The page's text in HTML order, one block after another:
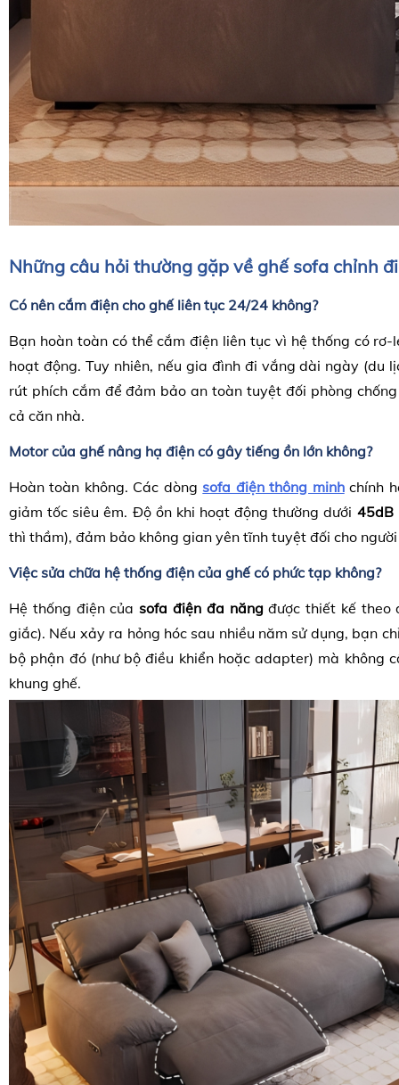
Những câu hỏi thường gặp về ghế sofa chỉnh
Có nên cắm điện cho ghế liên tục 24/24 không?
Bạn hoàn toàn có thể cắm điện liên tục vì hệ thống có
hoạt động. Tuy nhiên, nếu gia đình đi vắng dài ngày (du
rút phích cắm để đảm bảo an toàn tuyệt đối phòng
cả căn nhà.
Motor của ghế nâng hạ điện có gây tiếng ồn lớn không?
Hoàn toàn không. Các dòngsofa điện thông minhchính
giảm tốc siêu êm. Độ ồn khi hoạt động thường dưới 45dB
thì thầm), đảm bảo không gian yên tĩnh tuyệt đối cho
Việc sửa chữa hệ thống điện của ghế có phức tạp không?
Hệ thống điện củasofa điện đa năng được thiết kế theo
giắc). Nếu xảy ra hỏng hóc sau nhiều năm sử dụng, bạn
bộ phận đó (như bộ điều khiển hoặc adapter) mà không
khung ghế.